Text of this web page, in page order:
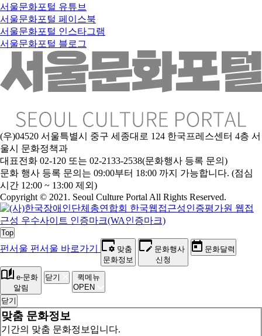
서울문화포털 유튜브
서울문화포털 페이스북
서울문화포털 인스타그램
서울문화포털 블로그
(우)04520 서울특별시 중구 세종대로 124 한국프레스센터 4층 서
울시 문화정책과
대표전화 02-120 또는 02-2133-2538(문화행사 등록 문의)
문화 행사 등록 문의는 09:00부터 18:00 까지 가능합니다. (점심
시간 12:00 ~ 13:00 제외)
Copyright © 2021. Seoul Culture Portal All Rights Reserved.
Top
펀서울 펀서울 바로가기
맞춤
문화정보
문화행사
신청
문화달력
e-문화
알림
닫기
퀵메뉴
OPEN
닫기
맞춤 문화정보
기간의 맞춤 문화정보입니다.